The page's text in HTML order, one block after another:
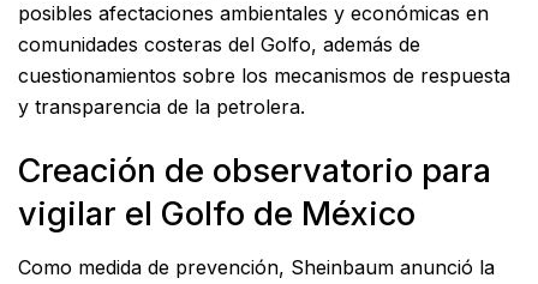
posibles afectaciones ambientales y económicas en
comunidades costeras del Golfo, además de
cuestionamientos sobre los mecanismos de respuesta
y transparencia de la petrolera.
Creación de observatorio para
vigilar el Golfo de México
Como medida de prevención, Sheinbaum anunció la